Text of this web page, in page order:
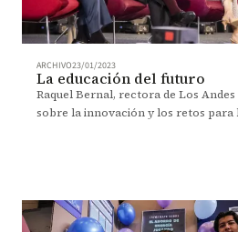
ARCHIVO23/01/2023
La educación del futuro
Raquel Bernal, rectora de Los
sobre la innovación y los retos para